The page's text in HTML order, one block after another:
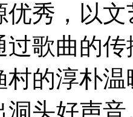
优秀，以
过歌曲的
村的淳朴
洞头好声音